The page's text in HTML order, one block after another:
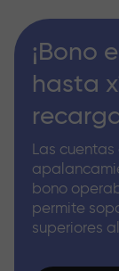
¡Bono
hasta
Las
bono
permite
superiores